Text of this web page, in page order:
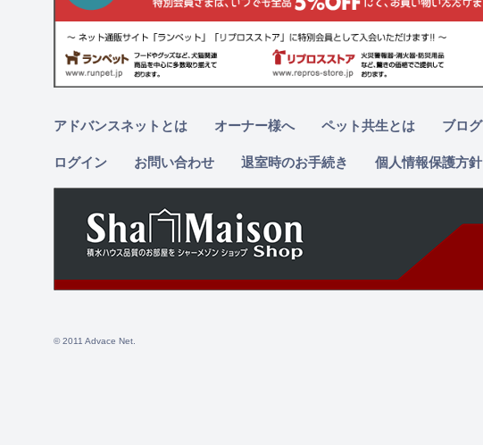
アドバンスネットとは オーナー様へ ペット共生とは ブログ
ログイン お問い合わせ 退室時のお手続き 個人情報保護方針
© 2011 Advace Net.